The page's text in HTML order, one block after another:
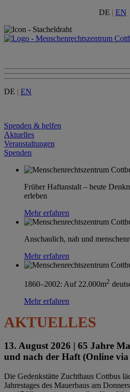
DE | EN
DE | EN
Spenden & helfen
Aktuelles
Veranstaltungen
Spenden
Früher Haftanstalt – heute
erleben
Mehr erfahren
Anschaulich, nah und
Mehr erfahren
1860–2002: Auf 22.000m2
Mehr erfahren
AKTUELLES
13. August 2026 | 65 Jahre
und nach der Haft (Online
Die Gedenkstätte Zuchthaus Cottbus
Jahrestages des Mauerbaus am